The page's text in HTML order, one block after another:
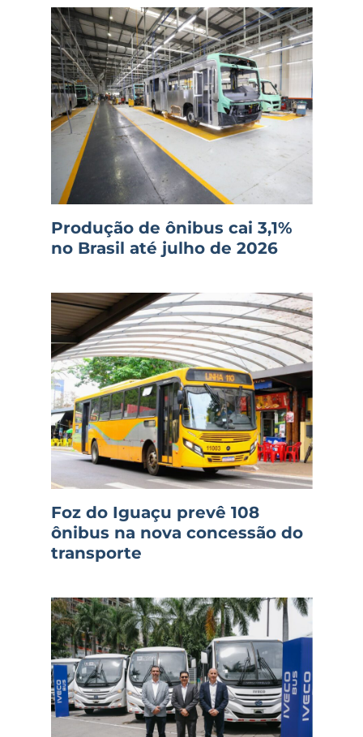
Produção de ônibus cai 3,1%
no Brasil até julho de 2026
Foz do Iguaçu prevê 108
ônibus na nova concessão do
transporte